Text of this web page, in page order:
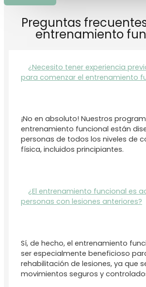
Preguntas
entrenamiento
¿Necesito tener experiencia
para comenzar el entrenamiento
¡No en absoluto! Nuestros
entrenamiento funcional están
personas de todos los niveles de
física, incluidos principiantes.
¿El entrenamiento funcional es
personas con lesiones anteriores?
Sí, de hecho, el entrenamiento
ser especialmente beneficioso
rehabilitación de lesiones, ya que
movimientos seguros y